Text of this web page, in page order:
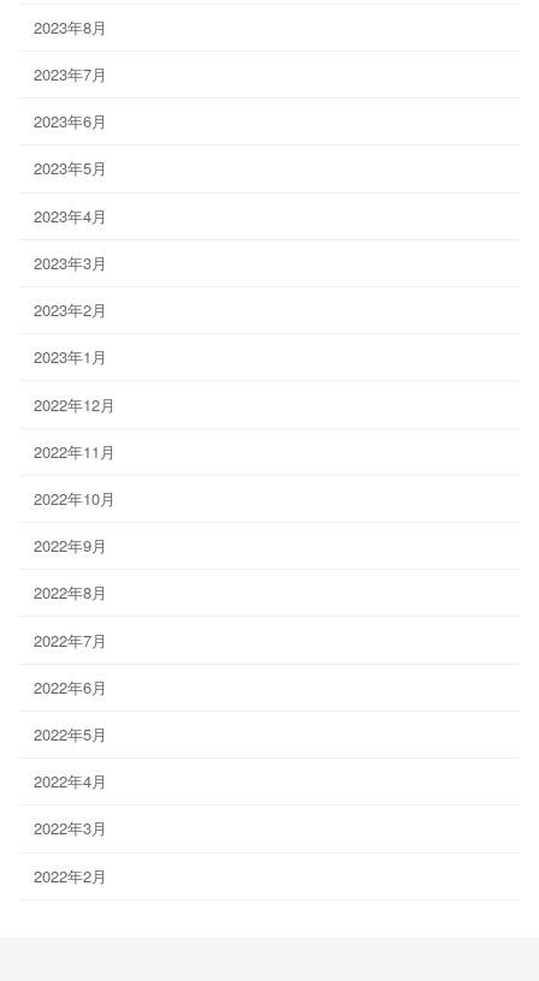
2023年8月
2023年7月
2023年6月
2023年5月
2023年4月
2023年3月
2023年2月
2023年1月
2022年12月
2022年11月
2022年10月
2022年9月
2022年8月
2022年7月
2022年6月
2022年5月
2022年4月
2022年3月
2022年2月